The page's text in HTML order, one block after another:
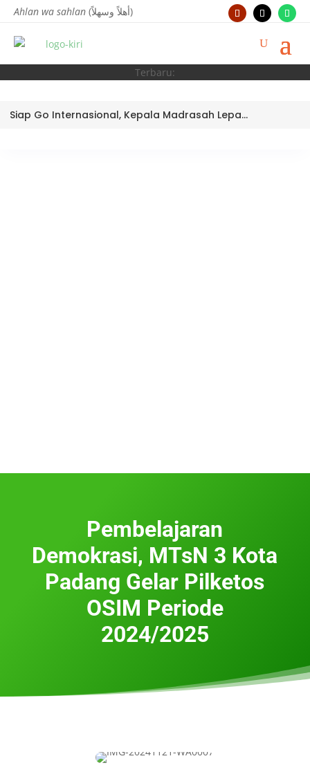
Ahlan wa sahlan (أهلاً وسهلاً)
Terbaru:
Siap Go Internasional, Kepala Madrasah Lepas Tim Robotik MTsN 3 Kota Padang Ikuti World Robotic Center Competition 2026 di Malaysia
Pembelajaran
Demokrasi, MTsN 3 Kota
Padang Gelar Pilketos
OSIM Periode
2024/2025